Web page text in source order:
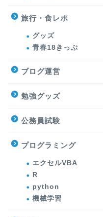
旅行・食レポ
グッズ
青春18きっぷ
ブログ運営
勉強グッズ
公務員試験
プログラミング
エクセルVBA
R
python
機械学習